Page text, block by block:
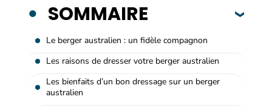
SOMMAIRE
Le berger australien : un fidèle compagnon
Les raisons de dresser votre berger australien
Les bienfaits d’un bon dressage sur un berger
australien